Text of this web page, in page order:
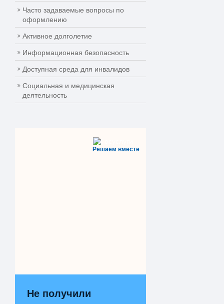
Часто задаваемые вопросы по
оформлению
Активное долголетие
Информационная безопасность
Доступная среда для инвалидов
Социальная и медицинская
деятельность
Решаем вместе
Не получили